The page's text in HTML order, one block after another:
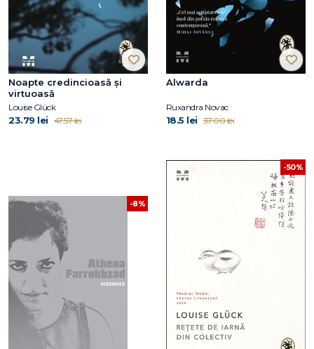
Noapte credincioasă și
virtuoasă
Louise Glück
23.79 lei 47.57 lei
Alwarda
Ruxandra Novac
18.5 lei 37.00 lei
-8%
-50%